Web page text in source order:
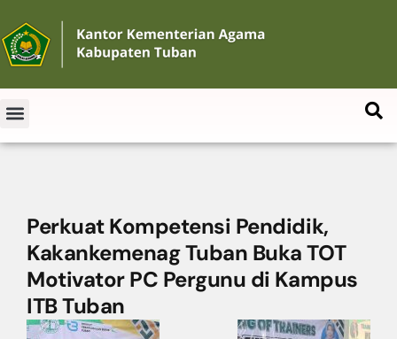
Perkuat Kompetensi Pendidik,
Kakankemenag Tuban Buka TOT
Motivator PC Pergunu di Kampus
ITB Tuban